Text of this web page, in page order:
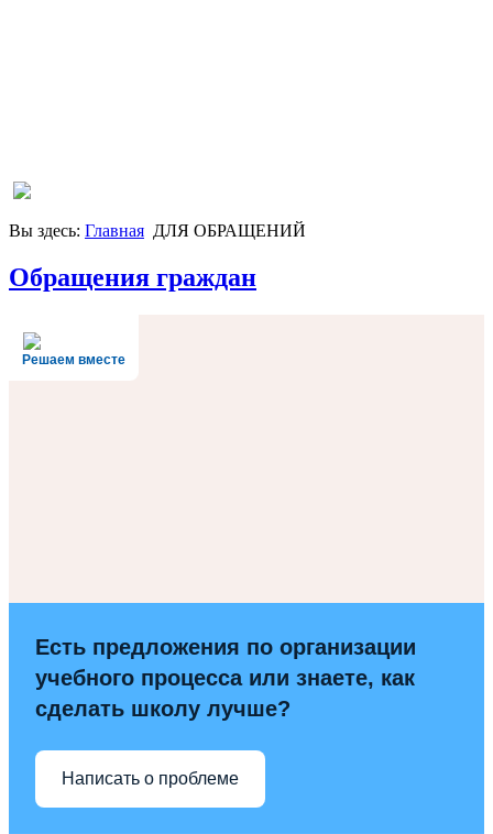
Вы здесь: Главная ДЛЯ ОБРАЩЕНИЙ
Обращения граждан
Решаем вместе
Есть предложения по организации
учебного процесса или знаете, как
сделать школу лучше?
Написать о проблеме